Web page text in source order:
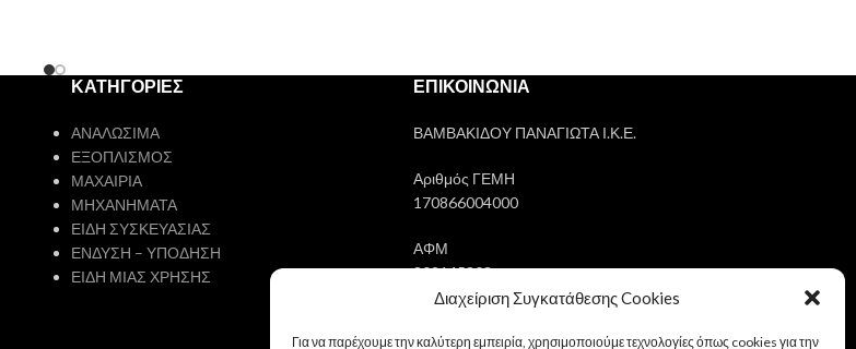
Διαχείριση Συγκατάθεσης Cookies
Για να παρέχουμε την καλύτερη εμπειρία, χρησιμοποιούμε τεχνολογίες όπως cookies για την
ΚΑΤΗΓΟΡΙΕΣ
ΑΝΑΛΩΣΙΜΑ
ΕΞΟΠΛΙΣΜΟΣ
ΜΑΧΑΙΡΙΑ
ΜΗΧΑΝΗΜΑΤΑ
ΕΙΔΗ ΣΥΣΚΕΥΑΣΙΑΣ
ΕΝΔΥΣΗ – ΥΠΟΔΗΣΗ
ΕΙΔΗ ΜΙΑΣ ΧΡΗΣΗΣ
ΕΠΙΚΟΙΝΩΝΙΑ
ΒΑΜΒΑΚΙΔΟΥ ΠΑΝΑΓΙΩΤΑ Ι.Κ.Ε.
Αριθμός ΓΕΜΗ
170866004000
ΑΦΜ
802145303
30/05/2023